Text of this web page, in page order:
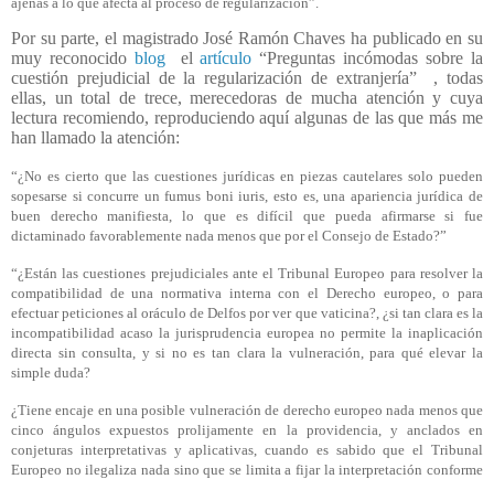
Por su parte, el magistrado José Ramón Chaves ha publicado en su
muy reconocido blog elartículo “Preguntas incómodas sobre la
cuestión prejudicial de la regularización de extranjería”
, todas
ellas, un total de trece, merecedoras de mucha atención y cuya
lectura recomiendo, reproduciendo aquí algunas de las que más me
han llamado la atención:
“¿No es cierto que las cuestiones jurídicas en piezas cautelares solo pueden
sopesarse si concurre un fumus boni iuris, esto es, una apariencia jurídica de
buen derecho manifiesta, lo que es difícil que pueda afirmarse si fue
dictaminado favorablemente nada menos que por el Consejo de Estado?”
“¿Están las cuestiones prejudiciales ante el Tribunal Europeo para resolver la
compatibilidad de una normativa interna con el Derecho europeo, o para
efectuar peticiones al oráculo de Delfos por ver que vaticina?, ¿si tan clara es la
incompatibilidad acaso la jurisprudencia europea no permite la inaplicación
directa sin consulta, y si no es tan clara la vulneración, para qué elevar la
simple duda?
¿Tiene encaje en una posible vulneración de derecho europeo nada menos que
cinco ángulos expuestos prolijamente en la providencia, y anclados en
conjeturas interpretativas y aplicativas, cuando es sabido que el Tribunal
Europeo no ilegaliza nada sino que se limita a fijar la interpretación conforme